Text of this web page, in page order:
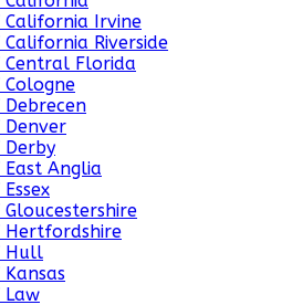
California Irvine
Riverside
Central Florida
Denver
Derby
Anglia
Hertfordshire
Hull
Law